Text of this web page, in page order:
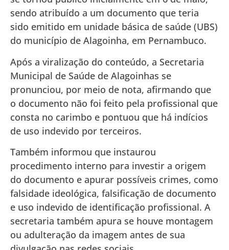
sendo atribuído a um documento que teria
sido emitido em unidade básica de saúde (UBS)
do município de Alagoinha, em Pernambuco.
Após a viralização do conteúdo, a Secretaria
Municipal de Saúde de Alagoinhas se
pronunciou, por meio de nota, afirmando que
o documento não foi feito pela profissional que
consta no carimbo e pontuou que há indícios
de uso indevido por terceiros.
Também informou que instaurou
procedimento interno para investir a origem
do documento e apurar possíveis crimes, como
falsidade ideológica, falsificação de documento
e uso indevido de identificação profissional. A
secretaria também apura se houve montagem
ou adulteração da imagem antes de sua